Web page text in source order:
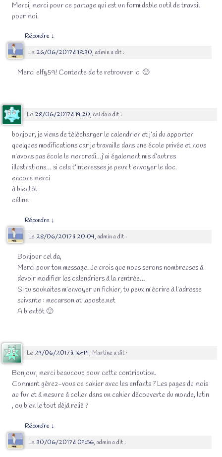
Merci, merci pour ce partage qui est un formidable outil de travail
pour moi.
Répondre ↓
Le26/06/2017 à 18:30, admina dit :
Merci elfy59! Contente de te retrouver ici 🙂
Le28/06/2017 à 19:20, cel daa dit :
bonjour, je viens de télécharger le calendrier et j’ai du apporter
quelques modifications car je travaille dans une école privée et nous
n’avons pas école le mercredi…j’ai également mis d’autres
illustrations… si cela t’interesses je peux t’envoyer le doc.
encore merci
à bientôt
céline
Répondre ↓
Le28/06/2017 à 20:04, admina dit :
Bonjour cel da,
Merci pour ton message. Je crois que nous serons nombreuses à
devoir modifier les calendriers à la rentrée…
Si tu souhaites m’envoyer un fichier, tu peux m’écrire à l’adresse
suivante : mecarson at laposte.net
A bientôt 🙂
Le29/06/2017 à 16:44, Martinea dit :
Bonjour, merci beaucoup pour cette contribution.
Comment gérez-vous ce cahier avec les enfants ? Les pages du mois
au fur et à mesure à coller dans un cahier découverte du monde, lutin
, ou bien le tout déjà relié ?
Répondre ↓
Le 30/06/2017 à 09:56, admina dit :